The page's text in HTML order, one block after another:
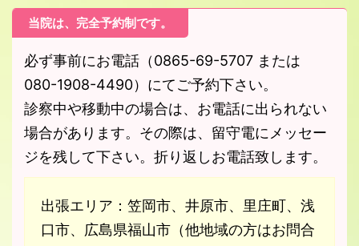
当院は、完全予約制です。
必ず事前にお電話（0865-69-5707 または
080-1908-4490）にてご予約下さい。
診察中や移動中の場合は、お電話に出られない
場合があります。その際は、留守電にメッセー
ジを残して下さい。折り返しお電話致します。
出張エリア：笠岡市、井原市、里庄町、浅
口市、広島県福山市（他地域の方はお問合